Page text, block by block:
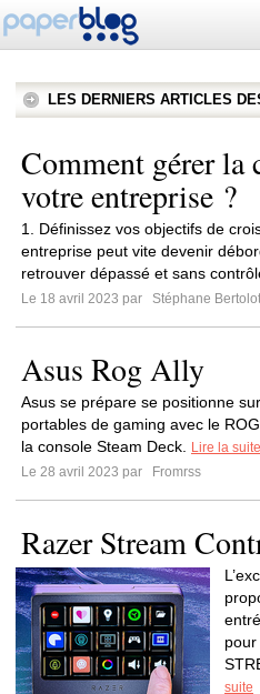
LES DERNIERS ARTICLES
Comment gérer la
votre entreprise ?
1. Définissez vos objectifs de
entreprise peut vite devenir
retrouver dépassé et sans
Le 18 avril 2023 par
Stéphane
Asus Rog Ally
Asus se prépare se positionne
portables de gaming avec le
la console Steam Deck.
Lire la suite
Le 28 avril 2023 par
Fromrss
Razer Stream
suite